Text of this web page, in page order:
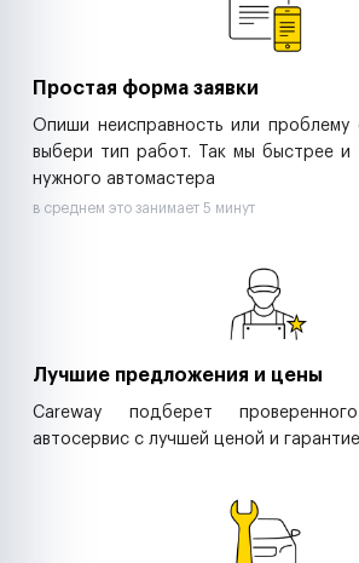
Простая форма заявки
Опиши неисправность или проблему
выбери тип работ. Так мы быстрее и
нужного автомастера
в среднем это занимает 5 минут
Лучшие предложения и цены
Careway подберет
автосервис с лучшей ценой и